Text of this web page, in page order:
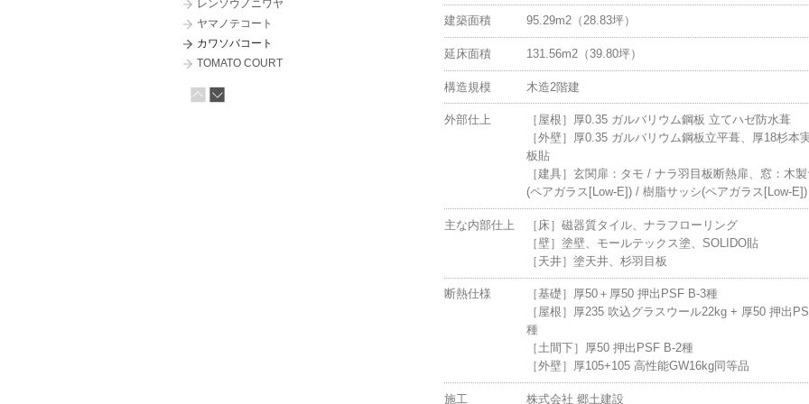
レンソウノニワヤ
ヤマノテコート
カワソバコート
TOMATO COURT
マルヤマテラスコート
建築面積 95.29m2（28.83坪）
延床面積 131.56m2（39.80坪）
構造規模 木造2階建
外部仕上
［屋根］厚0.35 ガルバリウム鋼板 立てハゼ防水葺
［外壁］厚0.35 ガルバリウム鋼板立平葺、厚18杉本
板貼
［建具］玄関扉：タモ / ナラ羽目板断熱扉、窓：木
(ペアガラス[Low-E]) / 樹脂サッシ(ペアガラス[Low-E])
主な内部仕上
［床］磁器質タイル、ナラフローリング
［壁］塗壁、モールテックス塗、SOLIDO貼
［天井］塗天井、杉羽目板
断熱仕様
［基礎］厚50＋厚50 押出PSF B-3種
［屋根］厚235 吹込グラスウール22kg + 厚50 押出
種
［土間下］厚50 押出PSF B-2種
［外壁］厚105+105 高性能GW16kg同等品
施工 株式会社 郷土建設